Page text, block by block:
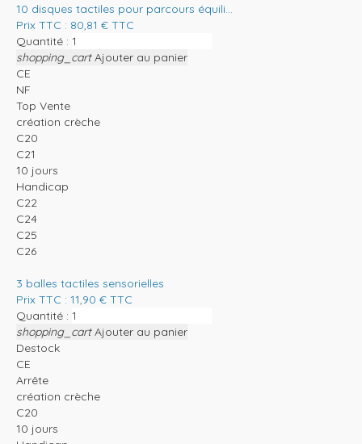
10 disques tactiles pour parcours équili...
Prix TTC : 80,81 € TTC
Quantité :
shopping_cart Ajouter au panier
CE
NF
Top Vente
création crèche
C20
C21
10 jours
Handicap
C22
C24
C25
C26
3 balles tactiles sensorielles
Prix TTC : 11,90 € TTC
Quantité :
shopping_cart Ajouter au panier
Destock
CE
Arrête
création crèche
C20
10 jours